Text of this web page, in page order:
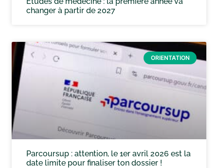
changer à partir de 2027
ORIENTATION
Parcoursup : attention, le 1er avril 2026 est la
date limite pour finaliser ton dossier !